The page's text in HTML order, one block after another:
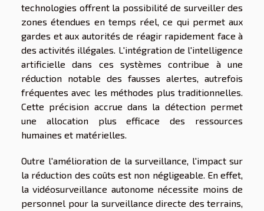
technologies offrent la possibilité de surveiller des
zones étendues en temps réel, ce qui permet aux
gardes et aux autorités de réagir rapidement face à
des activités illégales. L'intégration de l'intelligence
artificielle dans ces systèmes contribue à une
réduction notable des fausses alertes, autrefois
fréquentes avec les méthodes plus traditionnelles.
Cette précision accrue dans la détection permet
une allocation plus efficace des ressources
humaines et matérielles.
Outre l'amélioration de la surveillance, l'impact sur
la réduction des coûts est non négligeable. En effet,
la vidéosurveillance autonome nécessite moins de
personnel pour la surveillance directe des terrains,